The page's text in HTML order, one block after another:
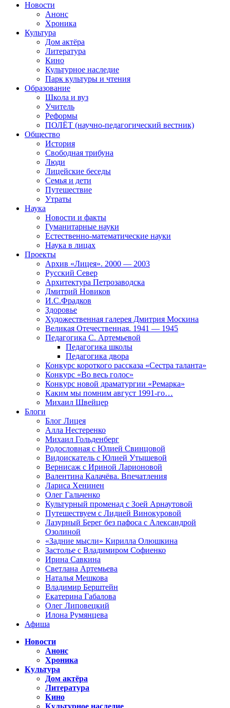
Новости
Анонс
Хроника
Культура
Дом актёра
Литература
Кино
Культурное наследие
Парк культуры и чтения
Образование
Школа и вуз
Учитель
Реформы
ПОЛЁТ (научно-педагогический вестник)
Общество
История
Свободная трибуна
Люди
Лицейские беседы
Семья и дети
Путешествие
Утраты
Наука
Новости и факты
Гуманитарные науки
Естественно-математические науки
Наука в лицах
Проекты
Архив «Лицея». 2000 — 2003
Русский Север
Архитектура Петрозаводска
Дмитрий Новиков
И.С.Фрадков
Здоровье
Художественная галерея Дмитрия Москина
Великая Отечественная. 1941 — 1945
Педагогика С. Артемьевой
Педагогика школы
Педагогика двора
Конкурс короткого рассказа «Сестра таланта»
Конкурс «Во весь голос»
Конкурс новой драматургии «Ремарка»
Каким мы помним август 1991-го…
Михаил Швейцер
Блоги
Блог Лицея
Алла Нестеренко
Михаил Гольденберг
Родословная с Юлией Свинцовой
Видоискатель с Юлией Утышевой
Вернисаж с Ириной Ларионовой
Валентина Калачёва. Впечатления
Лариса Хенинен
Олег Гальченко
Культурный променад с Зоей Арнаутовой
Путешествуем с Лидией Винокуровой
Лазурный Берег без пафоса с Александрой
Озолиной
«Задние мысли» Кирилла Олюшкина
Застолье с Владимиром Софиенко
Ирина Савкина
Светлана Артемьева
Наталья Мешкова
Владимир Берштейн
Екатерина Габалова
Олег Липовецкий
Илона Румянцева
Афиша
Новости
Анонс
Хроника
Культура
Дом актёра
Литература
Кино